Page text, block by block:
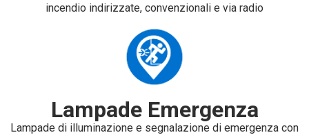
incendio indirizzate, convenzionali e via radio
Lampade Emergenza
Lampade di illuminazione e segnalazione di emergenza con